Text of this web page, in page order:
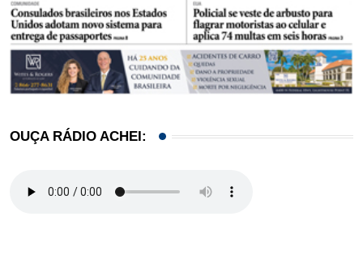
OUÇA RÁDIO ACHEI: